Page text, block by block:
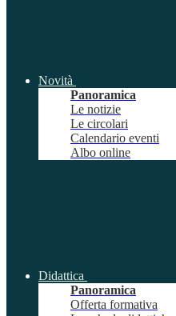
Novità
Panoramica
Le notizie
Le circolari
Calendario eventi
Albo online
Didattica
Panoramica
Offerta formativa